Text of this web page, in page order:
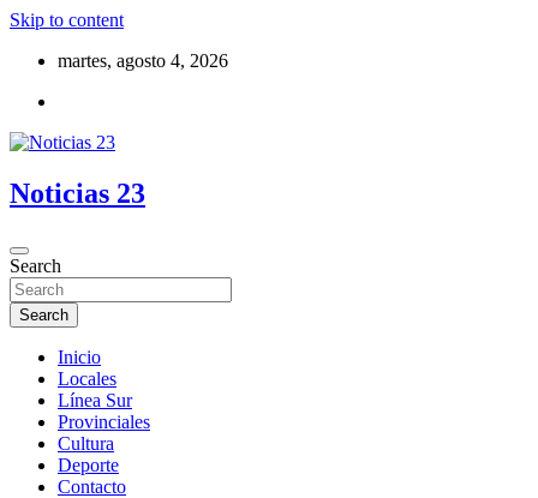
Skip to content
martes, agosto 4, 2026
Noticias 23
Search
Search
Inicio
Locales
Línea Sur
Provinciales
Cultura
Deporte
Contacto